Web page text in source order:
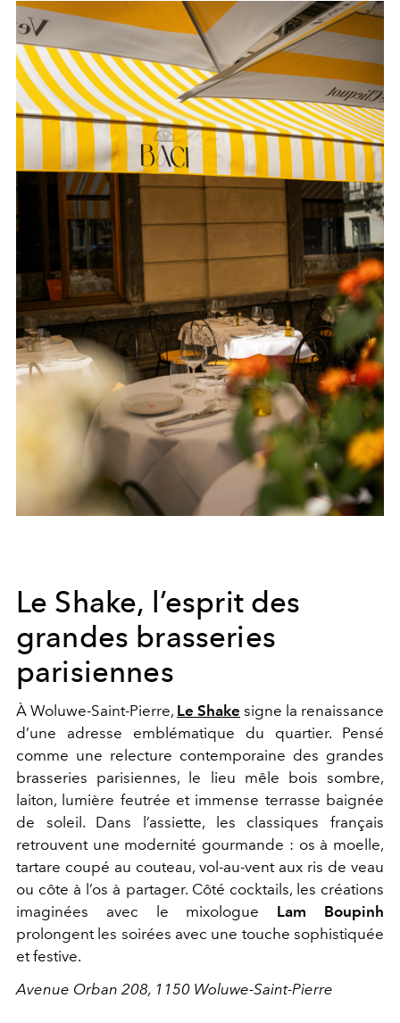
Le Shake, l’esprit des
grandes brasseries
parisiennes
À Woluwe-Saint-Pierre, Le Shake signe la renaissance
d’une adresse emblématique du quartier. Pensé
comme une relecture contemporaine des grandes
brasseries parisiennes, le lieu mêle bois sombre,
laiton, lumière feutrée et immense terrasse baignée
de soleil. Dans l’assiette, les classiques français
retrouvent une modernité gourmande : os à moelle,
tartare coupé au couteau, vol-au-vent aux ris de veau
ou côte à l’os à partager. Côté cocktails, les créations
imaginées avec le mixologue Lam Boupinh
prolongent les soirées avec une touche sophistiquée
et festive.
Avenue Orban 208, 1150 Woluwe-Saint-Pierre